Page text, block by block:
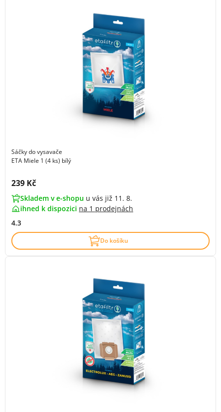
Sáčky do vysavače
ETA Miele 1 (4 ks) bílý
Cena s DPH:
239 Kč
Skladem v e-shopu u vás již 11. 8.
ihned k dispozici na 1 prodejnách
4.3
Do košíku